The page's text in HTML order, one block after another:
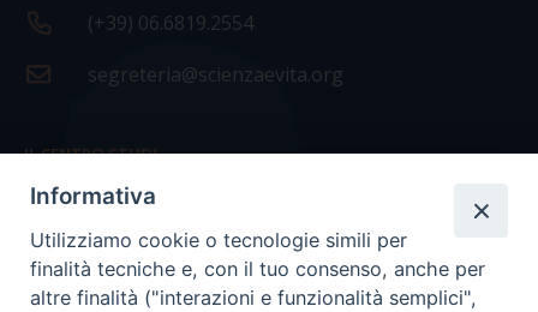
(+39) 06.6819.2554
segreteria@scienzaevita.org
IL CENTRO STUDI
La nostra storia
Statuto
Presidenza e ufficio presidenza
Informativa
Utilizziamo cookie o tecnologie simili per
finalità tecniche e, con il tuo consenso, anche per
altre finalità ("interazioni e funzionalità semplici",